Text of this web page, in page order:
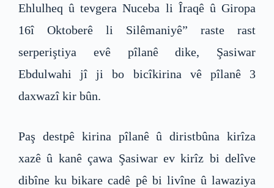
Ehlulheq û tevgera Nuceba li Îraqê û Giropa
16î Oktoberê li Silêmaniyê” raste rast
serperiştiya evê pîlanê dike, Şasiwar
Ebdulwahi jî ji bo bicîkirina vê pîlanê 3
daxwazî kir bûn.
Paş destpê kirina pîlanê û diristbûna kirîza
xazê û kanê çawa Şasiwar ev kirîz bi delîve
dibîne ku bikare cadê pê bi livîne û lawaziya